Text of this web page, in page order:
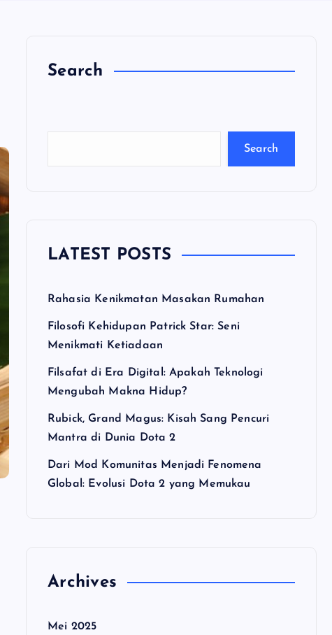
Search
C
Search
LATEST POSTS
Rahasia Kenikmatan Masakan Rumahan
Filosofi Kehidupan Patrick Star: Seni
Menikmati Ketiadaan
Filsafat di Era Digital: Apakah Teknologi
Mengubah Makna Hidup?
Rubick, Grand Magus: Kisah Sang Pencuri
Mantra di Dunia Dota 2
Dari Mod Komunitas Menjadi Fenomena
Global: Evolusi Dota 2 yang Memukau
Archives
Mei 2025